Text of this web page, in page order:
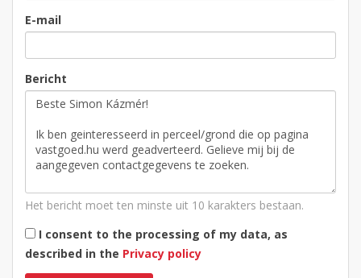
E-mail
Bericht
Het bericht moet ten minste uit 10 karakters bestaan.
I consent to the processing of my data, as
described in the Privacy policy